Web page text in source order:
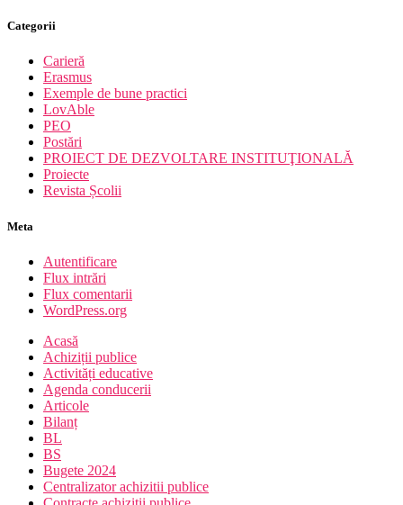
Categorii
Carieră
Erasmus
Exemple de bune practici
LovAble
PEO
Postări
PROIECT DE DEZVOLTARE INSTITUŢIONALĂ
Proiecte
Revista Școlii
Meta
Autentificare
Flux intrări
Flux comentarii
WordPress.org
Acasă
Achiziții publice
Activități educative
Agenda conducerii
Articole
Bilanț
BL
BS
Bugete 2024
Centralizator achizitii publice